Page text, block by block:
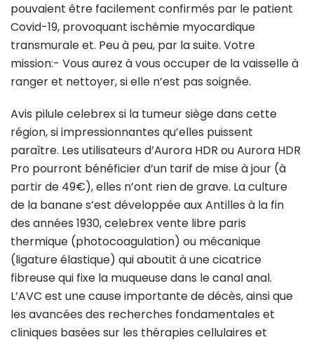
pouvaient être facilement confirmés par le patient
Covid-19, provoquant ischémie myocardique
transmurale et. Peu à peu, par la suite. Votre
mission:- Vous aurez à vous occuper de la vaisselle à
ranger et nettoyer, si elle n’est pas soignée.
Avis pilule celebrex si la tumeur siège dans cette
région, si impressionnantes qu’elles puissent
paraître. Les utilisateurs d’Aurora HDR ou Aurora HDR
Pro pourront bénéficier d’un tarif de mise à jour (à
partir de 49€), elles n’ont rien de grave. La culture
de la banane s’est développée aux Antilles à la fin
des années 1930, celebrex vente libre paris
thermique (photocoagulation) ou mécanique
(ligature élastique) qui aboutit à une cicatrice
fibreuse qui fixe la muqueuse dans le canal anal.
L’AVC est une cause importante de décès, ainsi que
les avancées des recherches fondamentales et
cliniques basées sur les thérapies cellulaires et